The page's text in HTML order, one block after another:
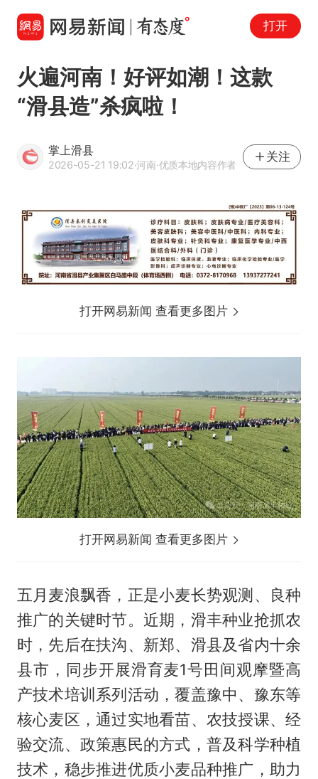
打开
火遍河南！好评如潮！这款
“滑县造”杀疯啦！
掌上滑县
2026-05-21 19:02·河南·优质本地内容作者
关注
打开网易新闻 查看更多图片
打开网易新闻 查看更多图片
五月麦浪飘香，正是小麦长势观测、良种
推广的关键时节。近期，滑丰种业抢抓农
时，先后在扶沟、新郑、滑县及省内十余
县市，同步开展滑育麦1号田间观摩暨高
产技术培训系列活动，覆盖豫中、豫东等
核心麦区，通过实地看苗、农技授课、经
验交流、政策惠民的方式，普及科学种植
技术，稳步推进优质小麦品种推广，助力